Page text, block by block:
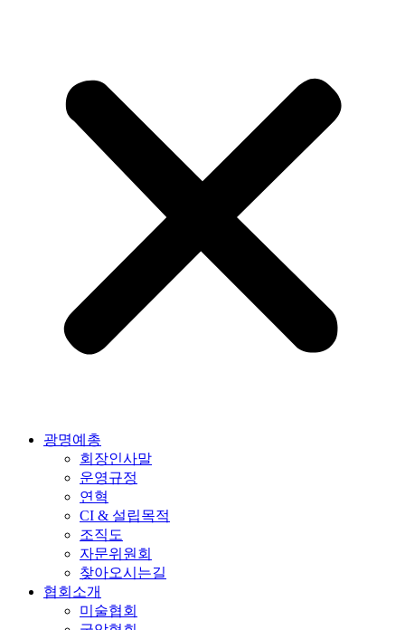
광명예총
회장인사말
운영규정
연혁
CI & 설립목적
조직도
자문위원회
찾아오시는길
협회소개
미술협회